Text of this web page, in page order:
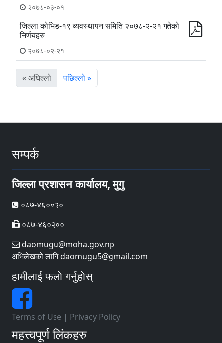
२०७८-०३-०१
जिल्ला कोभिड-१९ व्यवस्थापन समिति २०७८-२-२१ गतेको
निर्णयहरु
२०७८-०२-२१
« अघिल्लो पछिल्लो »
सम्पर्क
जिल्ला प्रशासन कार्यालय, मुगु
०८७-४६००२०
०८७-४६०२००
daomugu@moha.gov.np
अभिलेखको लागि daomugu5@gmail.com
हामीलाई फलो गर्नुहोस्
Terms of Use | Privacy Policy
महत्त्वपूर्ण लिंकहरु